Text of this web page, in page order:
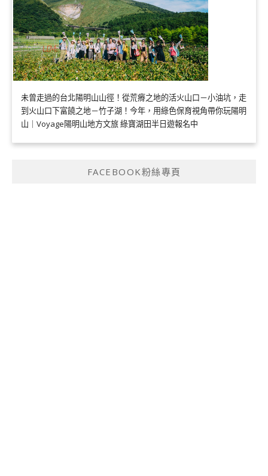
未曾走過的台北陽明山山徑！從荒瘠之地的活火山口－小油坑，走
到火山口下富饒之地－竹子湖！今年，用綠色保育視角帶你玩陽明
山｜Voyage陽明山地方文旅 綠寶湖田半日遊報名中
FACEBOOK粉絲專頁